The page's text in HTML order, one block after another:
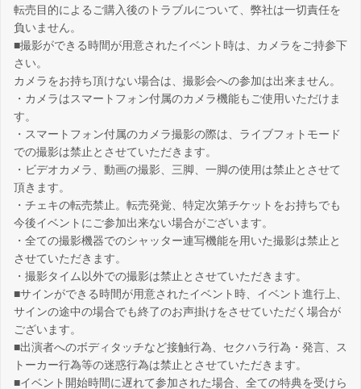
転売目的によるご購入後のトラブルについて、弊社は一切責任を
負いません。
■撮影ができる時間が用意されたイベント時は、カメラをご持参下
さい。
カメラをお持ち頂けない場合は、撮影会への参加は出来ません。
・カメラはスマートフォン付属のカメラ機能もご使用いただけま
す。
・スマートフォン付属のカメラ撮影の際は、ライブフォトモード
での撮影は禁止とさせていただきます。
・ビデオカメラ、動画の撮影、三脚、一脚の使用は禁止とさせて
頂きます。
・チェキの転売禁止。転売発覚、特定次第チケットをお持ちでも
今後イベントにご参加出来ない場合がございます。
・全ての撮影機器でのシャッター連写機能を用いた撮影は禁止と
させていただきます。
・撮影タイム以外での撮影は禁止とさせていただきます。
■サインができる時間が用意されたイベント時、イベント進行上、
サインの途中の場合でも終了のお声掛けをさせていただく場合が
ございます。
■出演者へのボディタッチなど接触行為、セクハラ行為・発言、ス
トーカー行為等の迷惑行為は禁止とさせていただきます。
■イベント開始時間に遅れて参加された場合、全ての特典を受けら